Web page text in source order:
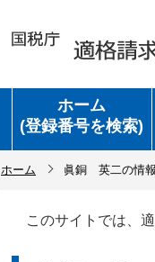
ホーム
(登録番号を検索)
ホーム 眞銅 英二の情報
このサイトでは、